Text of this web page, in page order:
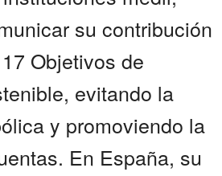
su contribución
Objetivos de
evitando la
y promoviendo la
En España, su